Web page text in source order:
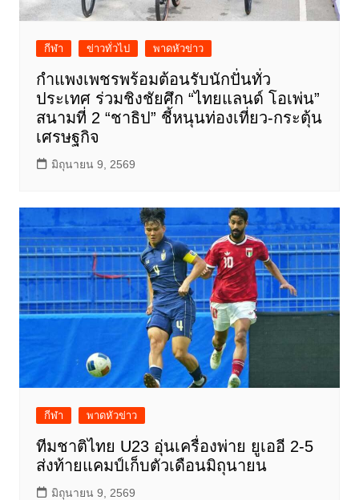
กีฬา ข่าวทั่วไป พาดหัวข่าว
กำแพงเพชรพร้อมต้อนรับนักปั่นทั่ว
ประเทศ ร่วมชิงชัยศึก “ไทยแลนด์ โอเพ่น”
สนามที่ 2 “ชาธิป” ชี้หนุนท่องเที่ยว-กระตุ้น
เศรษฐกิจ
มิถุนายน 9, 2569
กีฬา พาดหัวข่าว
ทีมชาติไทย U23 อุ่นเครื่องพ่าย ยูเออี 2-5
ส่งท้ายแคมป์เก็บตัวเดือนมิถุนายน
มิถุนายน 9, 2569